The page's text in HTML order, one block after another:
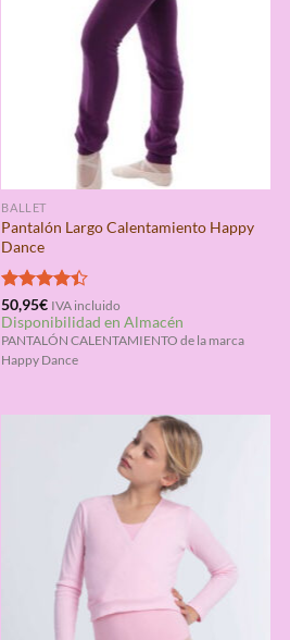
BALLET
Pantalón Largo Calentamiento Happy
Dance
Valorado
con4.33
de 5
50,95€ IVA incluido
Disponibilidad en Almacén
PANTALÓN CALENTAMIENTO de la marca
Happy Dance